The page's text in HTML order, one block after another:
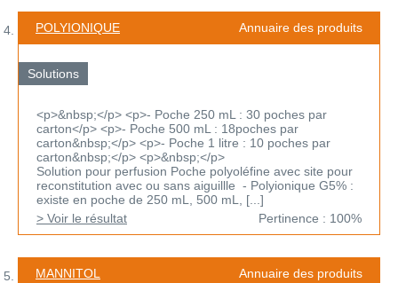
POLYIONIQUE Annuaire des produits
Solutions
<p>&nbsp;</p> <p>- Poche 250 mL : 30 poches par
carton</p> <p>- Poche 500 mL : 18poches par
carton&nbsp;</p> <p>- Poche 1 litre : 10 poches par
carton&nbsp;</p> <p>&nbsp;</p>
Solution pour perfusion Poche polyoléfine avec site pour
reconstitution avec ou sans aiguillle - Polyionique G5% :
existe en poche de 250 mL, 500 mL, [...]
> Voir le résultat
Pertinence : 100%
MANNITOL Annuaire des produits